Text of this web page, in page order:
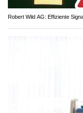
Robert Wild AG: Effiziente